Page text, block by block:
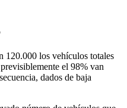
120.000 los vehículos totales
el 98% van
dados de baja